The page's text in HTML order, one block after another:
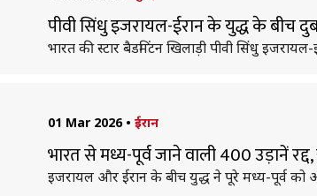
पीवी सिंधु इजरायल-ईरान के युद्ध के बीच
भारत की स्टार बैडमिंटन खिलाड़ी पीवी सिंधु
01 Mar 2026 • ईरान
भारत से मध्य-पूर्व जाने वाली 400 उड़ानें
इजरायल और ईरान के बीच युद्ध ने पूरे मध्य-पूर्व को